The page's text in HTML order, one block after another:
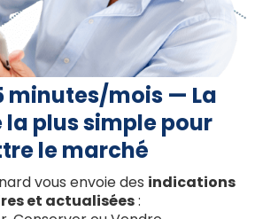
minutes/mois — La
plus simple pour
le marché
vous envoie des indications
et actualisées: